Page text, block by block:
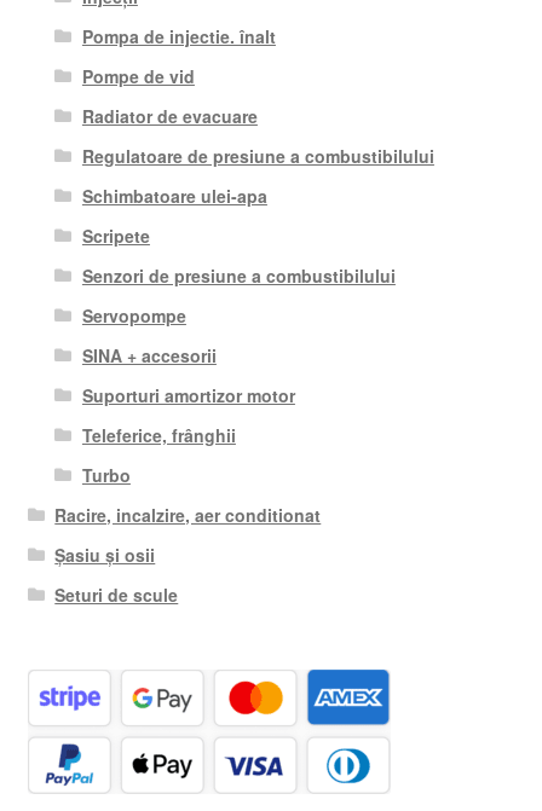
Pompa de injectie. înalt
Pompe de vid
Radiator de evacuare
Regulatoare de presiune a combustibilului
Schimbatoare ulei-apa
Scripete
Senzori de presiune a combustibilului
Servopompe
SINA + accesorii
Suporturi amortizor motor
Teleferice, frânghii
Turbo
Racire, incalzire, aer conditionat
Șasiu și osii
Seturi de scule